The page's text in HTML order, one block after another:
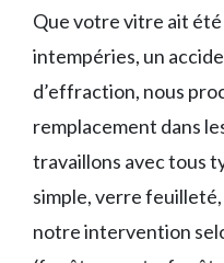
Que votre vitre ait
intempéries, un
d’effraction, nous
remplacement dans
travaillons avec tous
simple, verre
notre intervention